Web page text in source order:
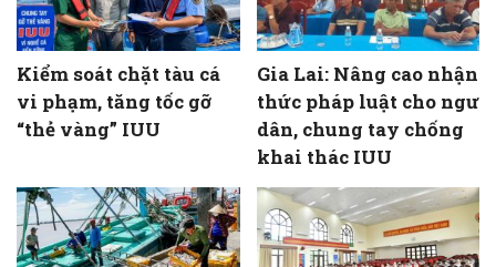
Kiểm soát chặt tàu cá
vi phạm, tăng tốc gỡ
“thẻ vàng” IUU
Gia Lai: Nâng cao nhận
thức pháp luật cho ngư
dân, chung tay chống
khai thác IUU